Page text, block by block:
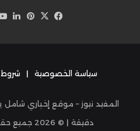
فيسبوك
‫X
سياسة الخصوصية | شروط
المفيد نيوز – موقع إخباري
دقيقة | © 2026 جميع